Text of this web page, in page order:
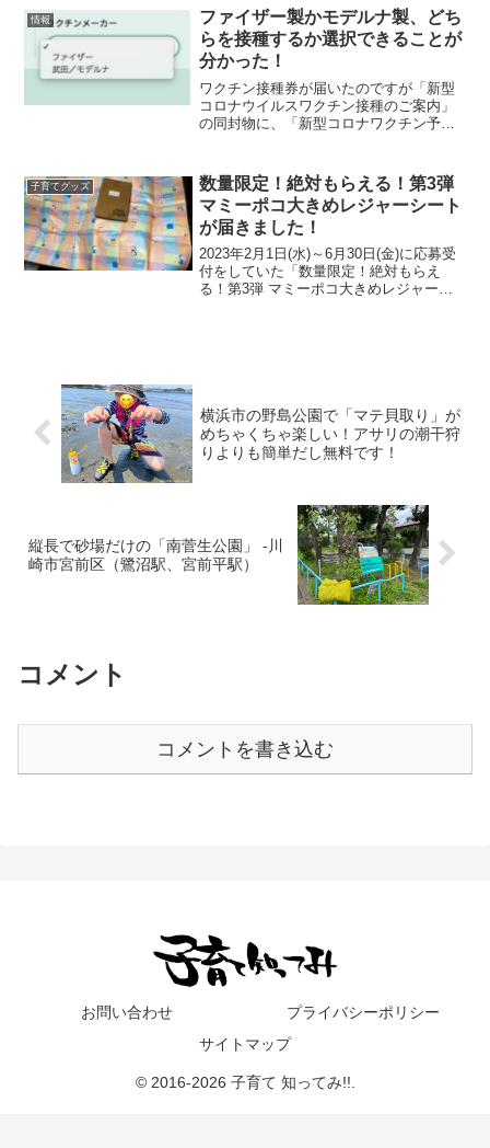
にはみんなでワチャワチャしていた神奈
川県愛甲郡愛川町を流...
情報
ファイザー製かモデルナ製、どち
らを接種するか選択できることが
分かった！
ワクチン接種券が届いたのですが「新型
コロナウイルスワクチン接種のご案内」
の同封物に、「新型コロナワクチン予防
両方が入っていました。両方が入ってい
るということは、『ファイ...
子育てグッズ
数量限定！絶対もらえる！第3弾
マミーポコ大きめレジャーシート
が届きました！
2023年2月1日(水)～6月30日(金)に応募受
付をしていた「数量限定！絶対もらえ
る！第3弾 マミーポコ大きめレジャーシ
横浜市の野島公園で「マテ貝取り」が
めちゃくちゃ楽しい！アサリの潮干狩
りよりも簡単だし無料です！
縦長で砂場だけの「南菅生公園」 -川
崎市宮前区（鷺沼駅、宮前平駅）
コメント
コメントを書き込む
お問い合わせ
プライバシーポリシー
サイトマップ
© 2016-2026 子育て 知ってみ!!.